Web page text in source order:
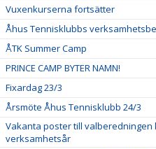
Vuxenkurserna fortsätter
Åhus Tennisklubbs
ÅTK Summer Camp
PRINCE CAMP BYTER NAMN!
Fixardag 23/3
Årsmöte Åhus Tennisklubb 24/3
Vakanta poster till valberedningen
verksamhetsår